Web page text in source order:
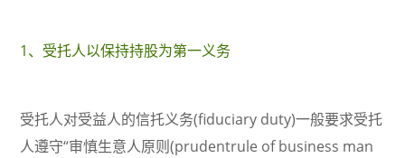
1、受托人以保持持股为第一义务
受托人对受益人的信托义务(fiduciary duty)一般要求受托
人遵守“审慎生意人原则(prudentrule of business man